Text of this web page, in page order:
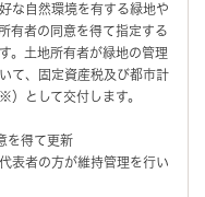
な自然環境を有する緑地や
有者の同意を得て指定する
。土地所有者が緑地の管理
て、固定資産税及び都市計
として交付します。
を得て更新
表者の方が維持管理を行い